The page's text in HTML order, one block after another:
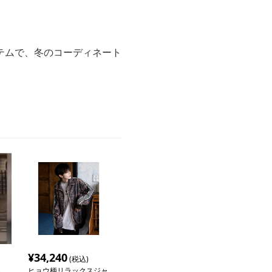
で、冬のコーディネート
¥34,240(税込)